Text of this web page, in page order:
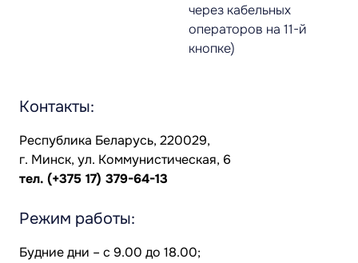
через кабельных
операторов на 11-й
кнопке)
Контакты:
Республика Беларусь, 220029,
г. Минск, ул. Коммунистическая, 6
тел. (+375 17) 379-64-13
Режим работы:
Будние дни – с 9.00 до 18.00;